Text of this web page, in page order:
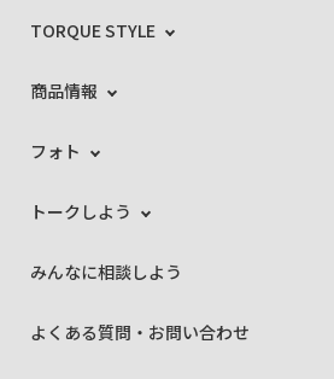
TORQUE STYLE
商品情報
フォト
トークしよう
みんなに相談しよう
よくある質問・お問い合わせ